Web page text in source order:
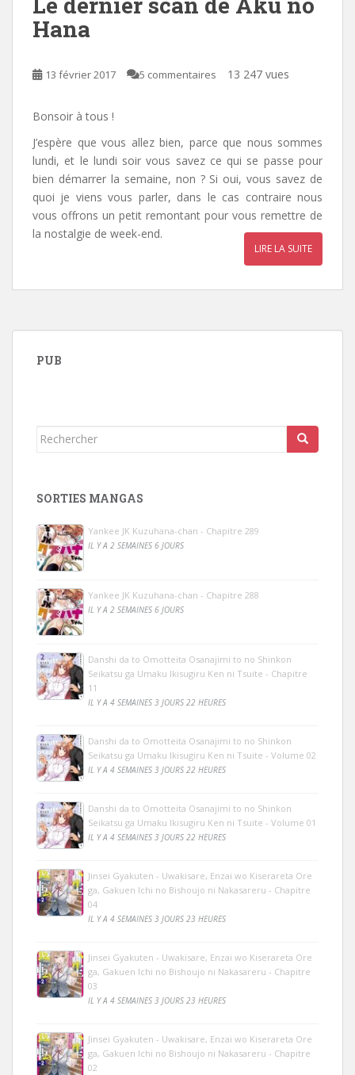
Hana
13 février 2017 5 commentaires 13 247 vues
Bonsoir à tous !
J’espère que vous allez bien, parce que nous sommes
lundi, et le lundi soir vous savez ce qui se passe pour
bien démarrer la semaine, non ? Si oui, vous savez de
quoi je viens vous parler, dans le cas contraire nous
vous offrons un petit remontant pour vous remettre de
la nostalgie de week-end.
LIRE LA SUITE
PUB
Rechercher...
SORTIES MANGAS
Yankee JK Kuzuhana-chan - Chapitre 289
IL Y A 2 SEMAINES 6 JOURS
Yankee JK Kuzuhana-chan - Chapitre 288
IL Y A 2 SEMAINES 6 JOURS
Danshi da to Omotteita Osanajimi to no Shinkon
Seikatsu ga Umaku Ikisugiru Ken ni Tsuite - Chapitre
11
IL Y A 4 SEMAINES 3 JOURS 22 HEURES
Danshi da to Omotteita Osanajimi to no Shinkon
Seikatsu ga Umaku Ikisugiru Ken ni Tsuite - Volume 02
IL Y A 4 SEMAINES 3 JOURS 22 HEURES
Danshi da to Omotteita Osanajimi to no Shinkon
Seikatsu ga Umaku Ikisugiru Ken ni Tsuite - Volume 01
IL Y A 4 SEMAINES 3 JOURS 22 HEURES
Jinsei Gyakuten - Uwakisare, Enzai wo Kiserareta Ore
ga, Gakuen Ichi no Bishoujo ni Nakasareru - Chapitre
04
IL Y A 4 SEMAINES 3 JOURS 23 HEURES
Jinsei Gyakuten - Uwakisare, Enzai wo Kiserareta Ore
ga, Gakuen Ichi no Bishoujo ni Nakasareru - Chapitre
03
IL Y A 4 SEMAINES 3 JOURS 23 HEURES
Jinsei Gyakuten - Uwakisare, Enzai wo Kiserareta Ore
ga, Gakuen Ichi no Bishoujo ni Nakasareru - Chapitre
02